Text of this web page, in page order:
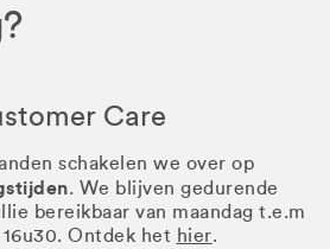
Care
schakelen we over op
. We blijven gedurende
bereikbaar van maandag t.e.m
Ontdek het hier.